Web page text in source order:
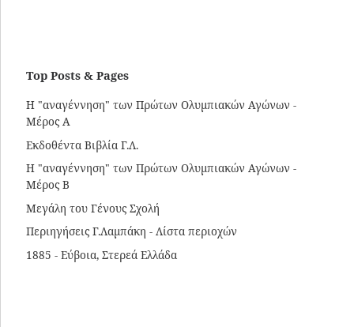
Top Posts & Pages
Η "αναγέννηση" των Πρώτων Ολυμπιακών Αγώνων -
Μέρος Α
Εκδοθέντα Βιβλία Γ.Λ.
Η "αναγέννηση" των Πρώτων Ολυμπιακών Αγώνων -
Μέρος Β
Μεγάλη του Γένους Σχολή
Περιηγήσεις Γ.Λαμπάκη - Λίστα περιοχών
1885 - Εύβοια, Στερεά Ελλάδα